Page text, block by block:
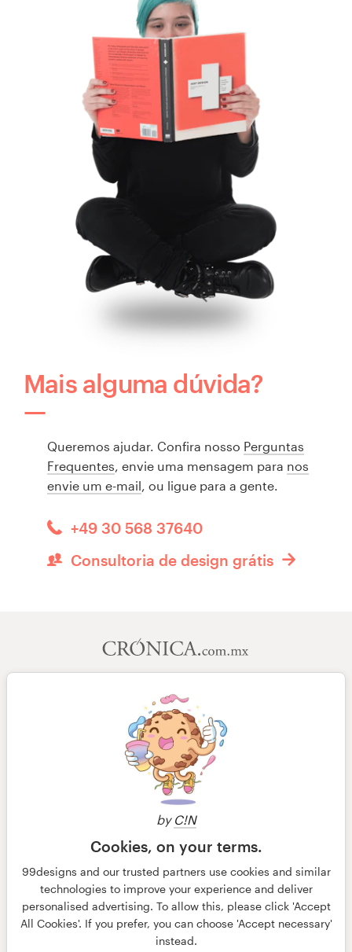
by C!N
Cookies, on your terms.
99designs and our trusted partners use cookies and similar
technologies to improve your experience and deliver
personalised advertising. To allow this, please click 'Accept
All Cookies'. If you prefer, you can choose 'Accept necessary'
instead.
Mais alguma dúvida?
Queremos ajudar. Confira nosso Perguntas
Frequentes, envie uma mensagem para nos
envie um e-mail, ou ligue para a gente.
+49 30 568 37640
Consultoria de design grátis
© 99designs
por Vista
Termos e condições
Privacidade
Dados sobre a empresa